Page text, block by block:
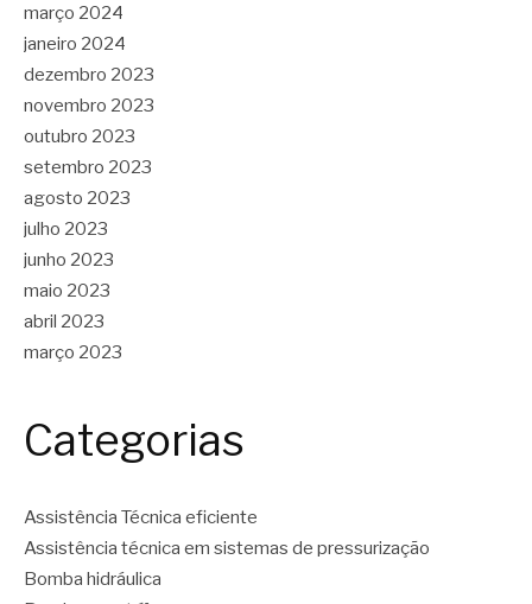
março 2024
janeiro 2024
dezembro 2023
novembro 2023
outubro 2023
setembro 2023
agosto 2023
julho 2023
junho 2023
maio 2023
abril 2023
março 2023
Categorias
Assistência Técnica eficiente
Assistência técnica em sistemas de pressurização
Bomba hidráulica